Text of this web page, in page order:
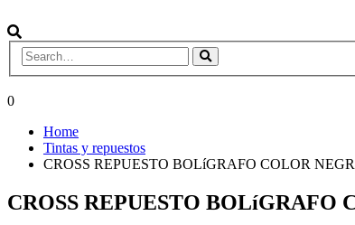
0
Home
Tintas y repuestos
CROSS REPUESTO BOLíGRAFO COLOR
CROSS REPUESTO BOLíGRAFO